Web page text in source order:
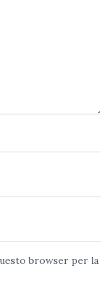
browser per la